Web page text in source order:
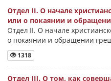
Отдел II. О начале
или о покаянии и
Отдел II. О начале
о покаянии и обращении
1318
Отдел III. О том, как